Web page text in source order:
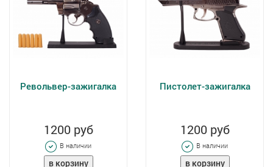
Револьвер-зажигалка
1200 руб
В наличии
Пистолет-зажигалка
1200 руб
В наличии